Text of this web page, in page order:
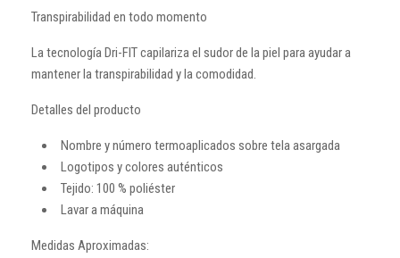
Transpirabilidad en todo momento
La tecnología Dri-FIT capilariza el sudor de la piel para ayudar a
mantener la transpirabilidad y la comodidad.
Detalles del producto
Nombre y número termoaplicados sobre tela asargada
Logotipos y colores auténticos
Tejido: 100 % poliéster
Lavar a máquina
Medidas Aproximadas: